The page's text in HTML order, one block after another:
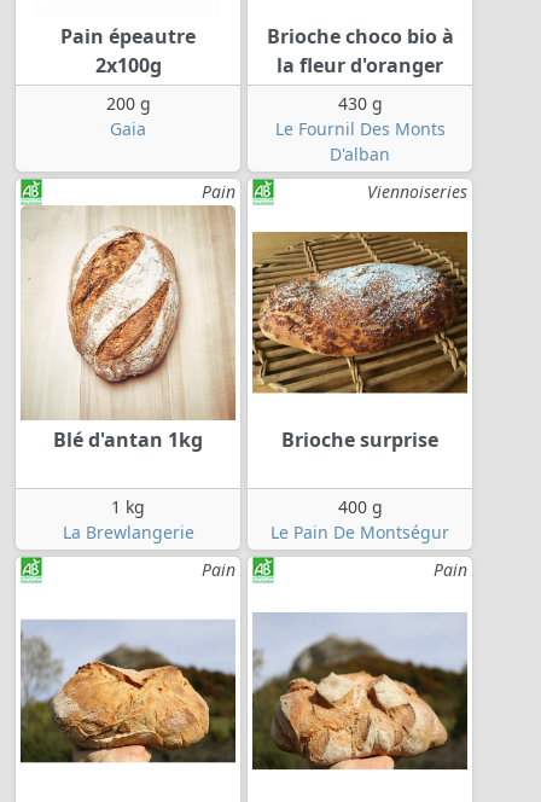
Pain épeautre
2x100g
200 g
Gaia
Brioche choco bio à
la fleur d'oranger
430 g
Le Fournil Des Monts
D'alban
Pain
Blé d'antan 1kg
1 kg
La Brewlangerie
Viennoiseries
Brioche surprise
400 g
Le Pain De Montségur
Pain
Pain